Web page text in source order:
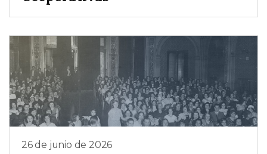
26 de junio de 2026